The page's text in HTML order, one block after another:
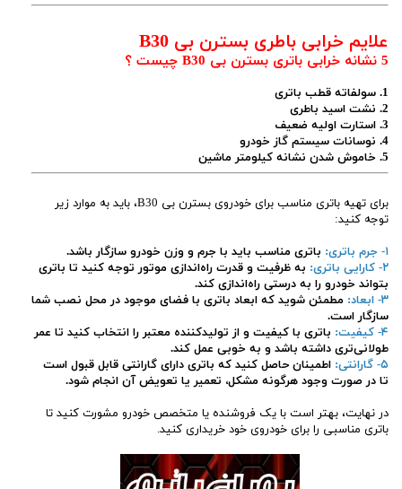
علایم خرابی باطری بسترن بی B30
5 نشانه خرابی باتری بسترن بی B30 چیست ؟
1. سولفاته قطب باتری
2. نشت اسید باطری
3. استارت اولیه ضعیف
4. نوسانات سیستم گاز خودرو
5. خاموش شدن نشانه کیلومتر ماشین
برای تهیه باتری مناسب برای خودروی بسترن بی B30، باید به موارد زیر
توجه کنید:
۱- جرم باتری:
باتری مناسب باید با جرم و وزن خودرو سازگار باشد.
۲- کارایی باتری:
به ظرفیت و قدرت راه‌اندازی موتور توجه کنید تا باتری
بتواند خودرو را به درستی راه‌اندازی کند.
۳- ابعاد:
مطمئن شوید که ابعاد باتری با فضای موجود در محل نصب شما
سازگار است.
۴- کیفیت:
باتری با کیفیت و از تولیدکننده معتبر را انتخاب کنید تا عمر
طولانی‌تری داشته باشد و به خوبی عمل کند.
۵- گارانتی:
اطمینان حاصل کنید که باتری دارای گارانتی قابل قبول است
تا در صورت وجود هرگونه مشکل، تعمیر یا تعویض آن انجام شود.
در نهایت، بهتر است با یک فروشنده یا متخصص خودرو مشورت کنید تا
باتری مناسبی را برای خودروی خود خریداری کنید.